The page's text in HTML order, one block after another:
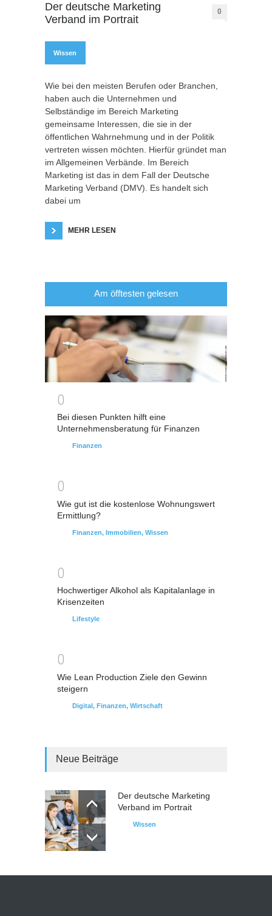
Der deutsche Marketing
Verband im Portrait
0
Wissen
Wie bei den meisten Berufen oder Branchen,
haben auch die Unternehmen und
Selbständige im Bereich Marketing
gemeinsame Interessen, die sie in der
öffentlichen Wahrnehmung und in der Politik
vertreten wissen möchten. Hierfür gründet man
im Allgemeinen Verbände. Im Bereich
Marketing ist das in dem Fall der Deutsche
Marketing Verband (DMV). Es handelt sich
dabei um
MEHR LESEN
Am öfftesten gelesen
0
Bei diesen Punkten hilft eine
Unternehmensberatung für Finanzen
Finanzen
0
Wie gut ist die kostenlose Wohnungswert
Ermittlung?
Finanzen, Immobilien, Wissen
0
Hochwertiger Alkohol als Kapitalanlage in
Krisenzeiten
Lifestyle
0
Wie Lean Production Ziele den Gewinn
steigern
Digital, Finanzen, Wirtschaft
Neue Beiträge
Der deutsche Marketing
Verband im Portrait
Wissen